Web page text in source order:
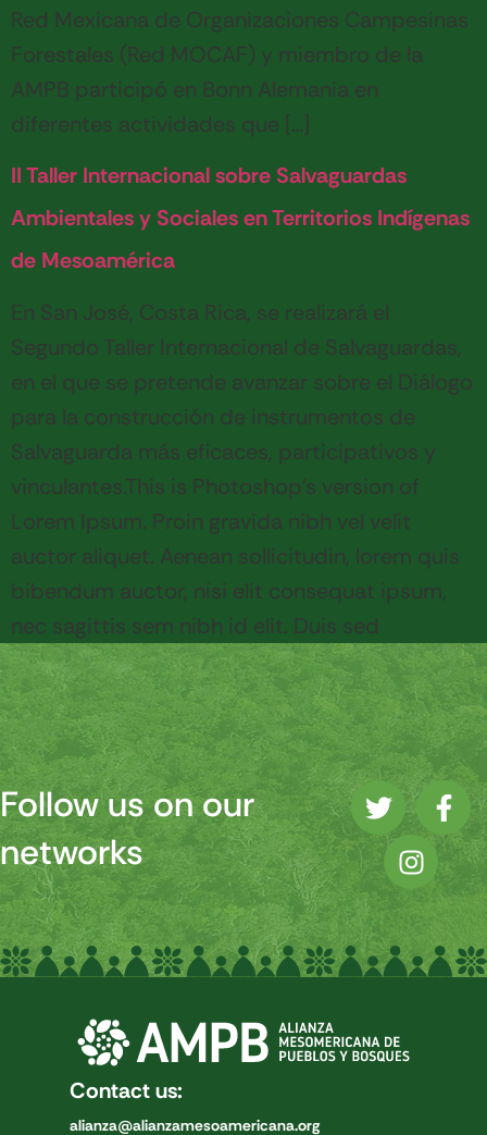
Red Mexicana de Organizaciones Campesinas
Forestales (Red MOCAF) y miembro de la
AMPB participó en Bonn Alemania en
diferentes actividades que […]
II Taller Internacional sobre Salvaguardas
Ambientales y Sociales en Territorios Indígenas
de Mesoamérica
En San José, Costa Rica, se realizará el
Segundo Taller Internacional de Salvaguardas,
en el que se pretende avanzar sobre el Diálogo
para la construcción de instrumentos de
Salvaguarda más eficaces, participativos y
vinculantes.This is Photoshop’s version of
Lorem Ipsum. Proin gravida nibh vel velit
auctor aliquet. Aenean sollicitudin, lorem quis
bibendum auctor, nisi elit consequat ipsum,
nec sagittis sem nibh id elit. Duis sed
Follow us on our
networks
Contact us:
alianza@alianzamesoamericana.org